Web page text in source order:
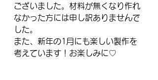
ございました。材料が無くなり作れ
なかった方には申し訳ありませんで
した。
また、新年の1月にも楽しい製作を
考えています！お楽しみに♡